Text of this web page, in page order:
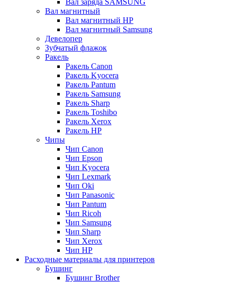
Вал заряда SAMSUNG
Вал магнитный
Вал магнитный HP
Вал магнитный Samsung
Девелопер
Зубчатый флажок
Ракель
Ракель Canon
Ракель Kyocera
Ракель Pantum
Ракель Samsung
Ракель Sharp
Ракель Toshibo
Ракель Xerox
Ракель НР
Чипы
Чип Canon
Чип Epson
Чип Kyocera
Чип Lexmark
Чип Oki
Чип Panasonic
Чип Pantum
Чип Ricoh
Чип Samsung
Чип Sharp
Чип Xerox
Чип НР
Расходные материалы для принтеров
Бушинг
Бушинг Brother